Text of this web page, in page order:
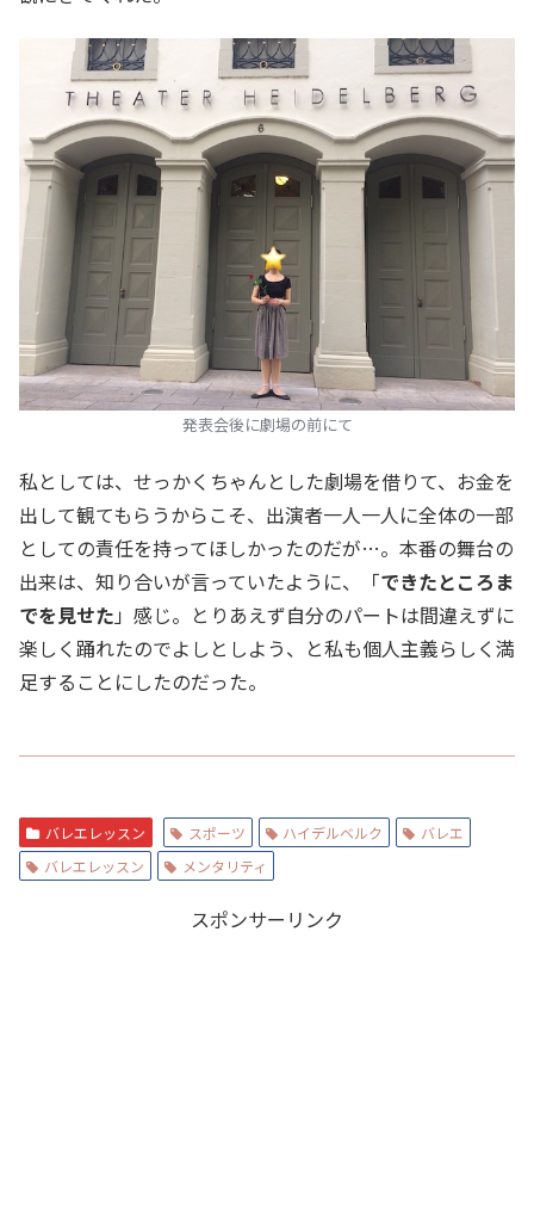
発表会後に劇場の前にて
私としては、せっかくちゃんとした劇場を借りて、お金を
出して観てもらうからこそ、出演者一人一人に全体の一部
としての責任を持ってほしかったのだが…。本番の舞台の
出来は、知り合いが言っていたように、「できたところま
でを見せた 」感じ。とりあえず自分のパートは間違えずに
楽しく踊れたのでよしとしよう、と私も個人主義らしく満
足することにしたのだった。
バレエレッスン スポーツ ハイデルベルク
バレエ
バレエレッスン
メンタリティ
スポンサーリンク